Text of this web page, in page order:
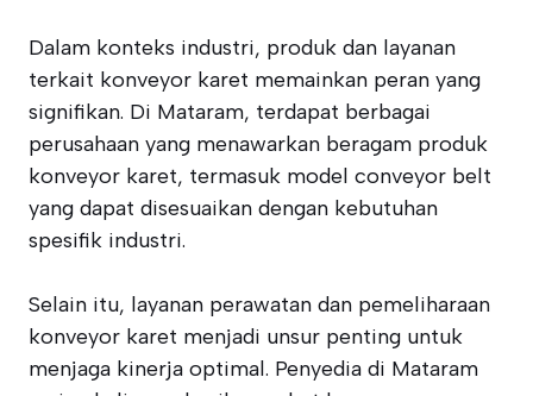
Dalam konteks industri, produk dan layanan
terkait konveyor karet memainkan peran yang
signifikan. Di Mataram, terdapat berbagai
perusahaan yang menawarkan beragam produk
konveyor karet, termasuk model conveyor belt
yang dapat disesuaikan dengan kebutuhan
spesifik industri.
Selain itu, layanan perawatan dan pemeliharaan
konveyor karet menjadi unsur penting untuk
menjaga kinerja optimal. Penyedia di Mataram